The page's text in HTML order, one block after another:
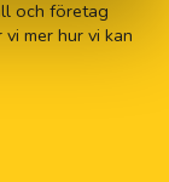
och företag
mer hur vi kan